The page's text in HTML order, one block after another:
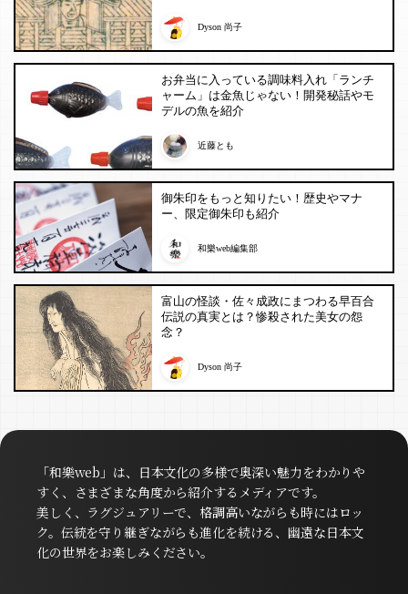
Dyson 尚子
お弁当に入っている調味料入れ「ランチ
ャーム」は金魚じゃない！開発秘話やモ
デルの魚を紹介
近藤とも
御朱印をもっと知りたい！歴史やマナ
ー、限定御朱印も紹介
和樂web編集部
富山の怪談・佐々成政にまつわる早百合
伝説の真実とは？惨殺された美女の怨
念？
Dyson 尚子
「和樂web」は、日本文化の多様で奥深い魅力をわかりや
すく、さまざまな角度から紹介するメディアです。
美しく、ラグジュアリーで、格調高いながらも時にはロッ
ク。伝統を守り継ぎながらも進化を続ける、幽遠な日本文
化の世界をお楽しみください。